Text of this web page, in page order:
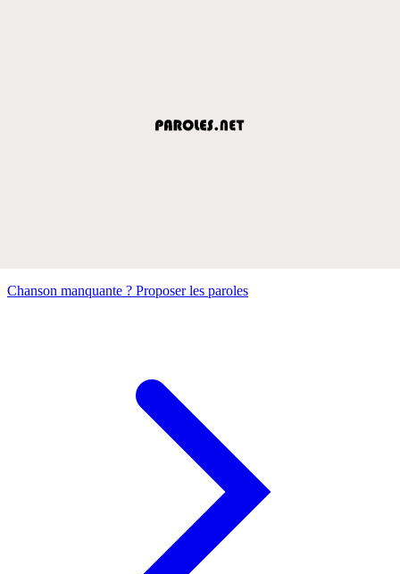
Chanson manquante ? Proposer les paroles